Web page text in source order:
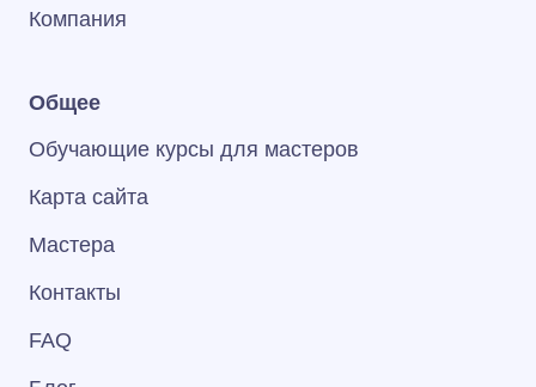
Компания
Общее
Обучающие курсы для мастеров
Карта сайта
Мастера
Контакты
FAQ